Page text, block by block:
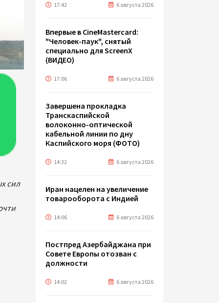
сил
17:42 6 августа 2026
Впервые в CineMastercard:
"Человек-паук", снятый
специально для ScreenX
(ВИДЕО)
17:06 6 августа 2026
Завершена прокладка
Транскаспийской
волоконно-оптической
кабельной линии по дну
Каспийского моря (ФОТО)
14:32 6 августа 2026
Иран нацелен на увеличение
товарооборота с Индией
14:06 6 августа 2026
Постпред Азербайджана при
Совете Европы отозван с
должности
14:02 6 августа 2026